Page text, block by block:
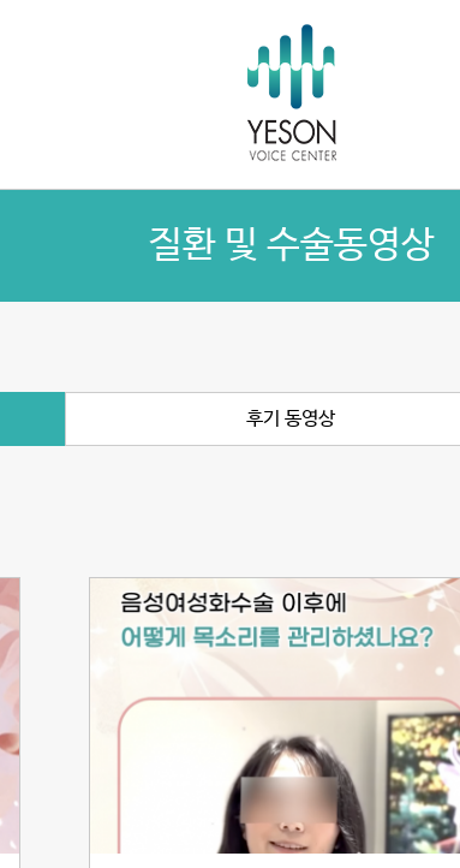
질환 및 수술동영상
후기 동영상